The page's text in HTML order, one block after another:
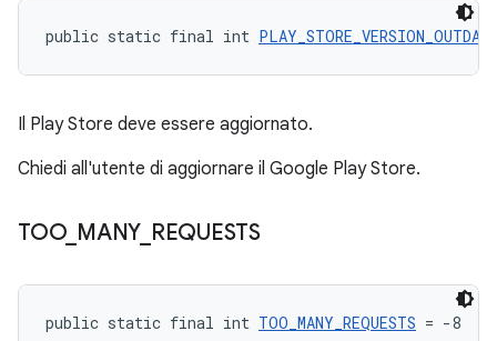
public static final int
Il Play Store deve essere aggiornato.
Chiedi all'utente di aggiornare il Google Play Store.
TOO_ MANY_ REQUESTS
public static final int TOO_MANY_REQUESTS = -8